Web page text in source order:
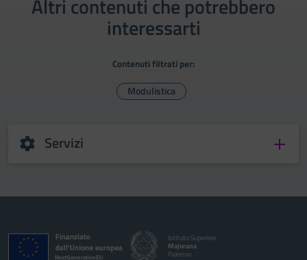
Altri contenuti che potrebbero
interessarti
Contenuti filtrati per:
Modulistica
Servizi
Istituto Superiore
Majorana
Palermo